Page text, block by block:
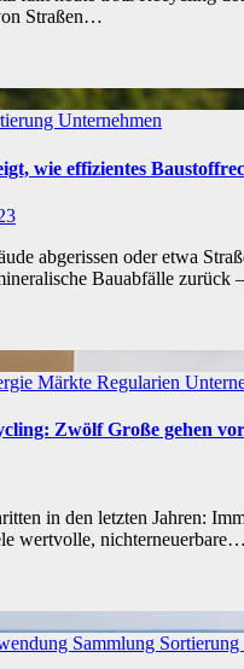
Straßen…
Unternehmen
wie effizientes
abgerissen oder etwa
Bauabfälle zurück
Märkte Regularien
Zwölf Große gehen
in den letzten Jahren:
wertvolle, nichterneuerbare…
Sammlung Sortierung